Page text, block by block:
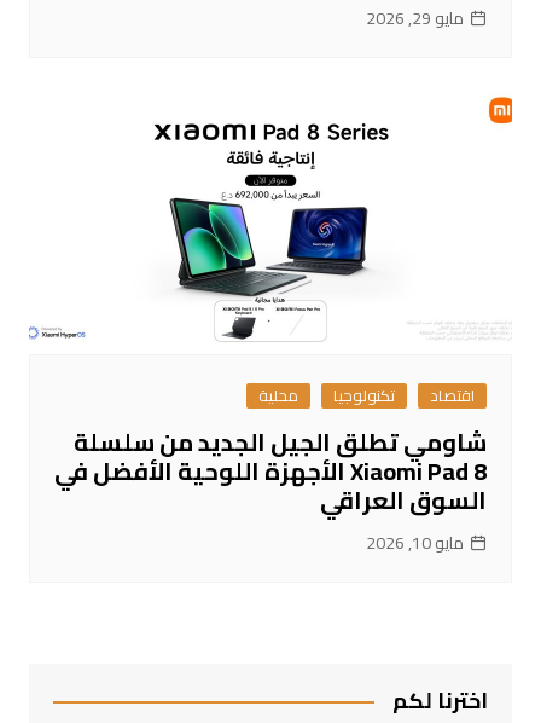
مايو 29, 2026
اقتصاد تكنولوجيا محلية
شاومي تطلق الجيل الجديد من سلسلة
Xiaomi Pad 8 الأجهزة اللوحية الأفضل في
السوق العراقي
مايو 10, 2026
اخترنا لكم